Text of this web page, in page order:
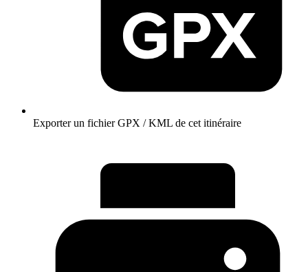
Exporter un fichier GPX / KML de cet itinéraire